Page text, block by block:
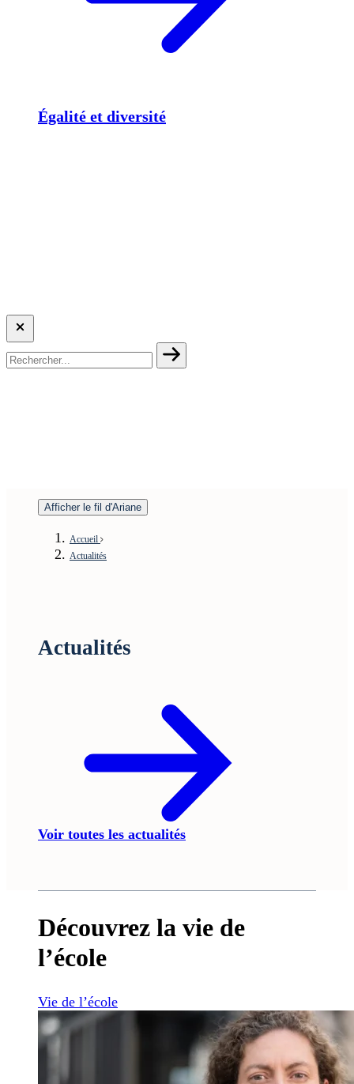
Égalité et diversité
Afficher le fil d'Ariane
Accueil
Actualités
Actualités
Voir toutes les actualités
Découvrez la vie de
l’école
Vie de l’école